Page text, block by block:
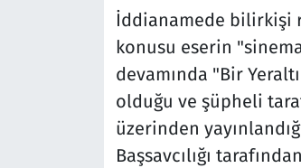
İddianamede bilirkişi
konusu eserin
devamında "Bir
olduğu ve şüpheli
üzerinden
Başsavcılığı